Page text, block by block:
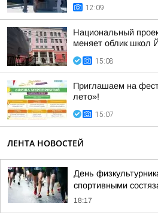
12:09
Национальный
меняет облик школ
15:08
Приглашаем на
лето»!
15:07
ЛЕНТА НОВОСТЕЙ
День
спортивными
18:17